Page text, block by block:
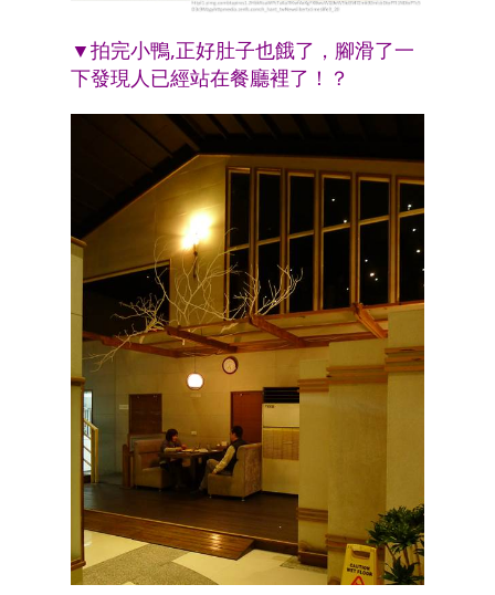
▼拍完小鴨,正好肚子也餓了，腳滑了一
下發現人已經站在餐廳裡了！？